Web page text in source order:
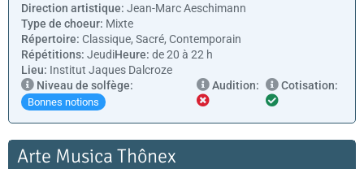
Direction artistique: Jean-Marc Aeschimann
Type de choeur: Mixte
Répertoire: Classique, Sacré, Contemporain
Répétitions: JeudiHeure: de 20 à 22 h
Lieu: Institut Jaques Dalcroze
Niveau de solfège:
Bonnes notions
Audition: Cotisation:
Arte Musica Thônex